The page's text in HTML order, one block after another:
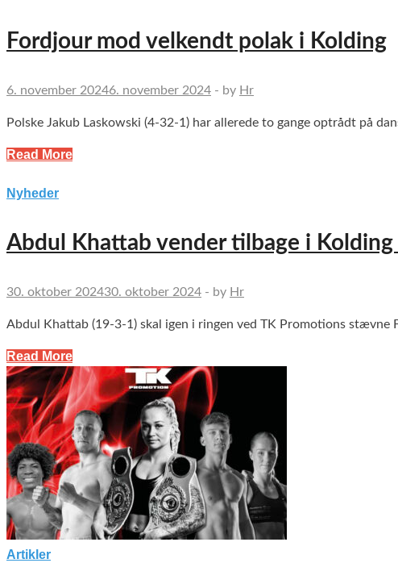
Fordjour mod velkendt polak i Kolding
6. november 20246. november 2024 - by Hr
Polske Jakub Laskowski (4-32-1) har allerede to gange optrådt på
Read More
Nyheder
Abdul Khattab vender tilbage i
30. oktober 202430. oktober 2024 - by Hr
Abdul Khattab (19-3-1) skal igen i ringen ved TK Promotions
Read More
Artikler